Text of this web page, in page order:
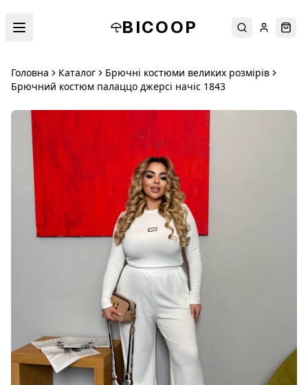
BICOOP ПошукУвійти
Головна Каталог
Брючні костюми великих розмірів
Брючний костюм палаццо джерсі начіс 1843